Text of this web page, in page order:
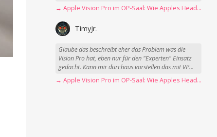
→ Apple Vision Pro im OP-Saal: Wie Apples Headset Operationen beschleunigt
TimyJr.
Glaube das beschreibt eher das Problem was die
Vision Pro hat, eben nur für den "Experten" Einsatz
gedacht. Kann mir durchaus vorstellen das mit VP...
→ Apple Vision Pro im OP-Saal: Wie Apples Headset Operationen beschleunigt